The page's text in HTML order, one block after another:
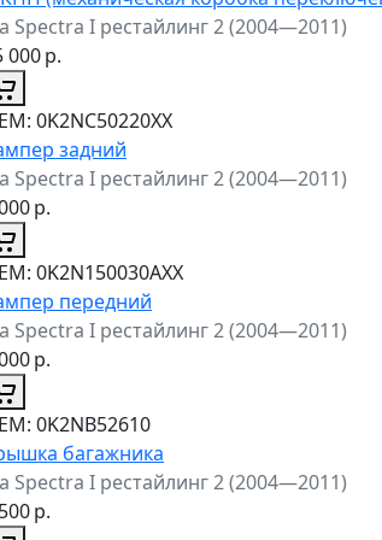
Spectra I рестайлинг 2 (2004—2011)
000р.
0K2NC50220XX
задний
Spectra I рестайлинг 2 (2004—2011)
р.
0K2N150030AXX
передний
Spectra I рестайлинг 2 (2004—2011)
р.
0K2NB52610
багажника
Spectra I рестайлинг 2 (2004—2011)
р.